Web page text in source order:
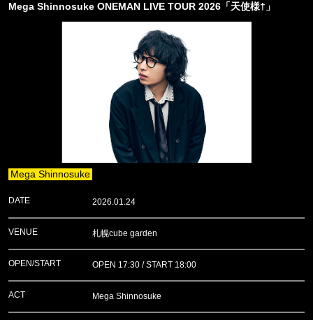
Mega Shinnosuke ONEMAN LIVE TOUR 2026「天使様†」
Mega Shinnosuke
DATE 2026.01.24
VENUE 札幌cube garden
OPEN/START OPEN 17:30 / START 18:00
ACT Mega Shinnosuke